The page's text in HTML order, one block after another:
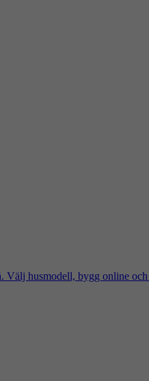
husmodell, bygg online